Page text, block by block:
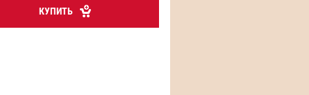
КУПИТЬ